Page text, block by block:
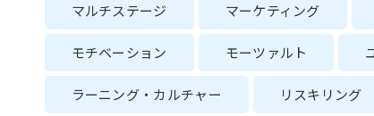
マルチステージ マーケティング
モチベーション モーツァルト
ラーニング・カルチャー リスキリング